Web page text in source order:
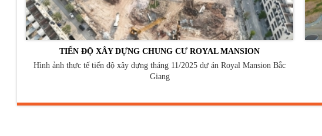
TIẾN ĐỘ XÂY DỰNG CHUNG CƯ ROYAL MANSION
Hình ảnh thực tế tiến độ xây dựng tháng 11/2025 dự án Royal Mansion Bắc
Giang